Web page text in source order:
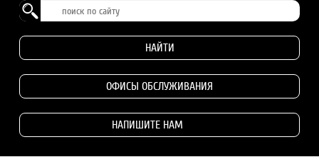
НАЙТИ
ОФИСЫ ОБСЛУЖИВАНИЯ
НАПИШИТЕ НАМ